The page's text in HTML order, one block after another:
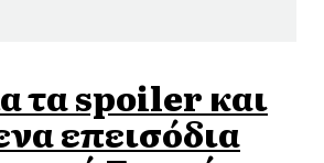
τα spoiler και
επεισόδια